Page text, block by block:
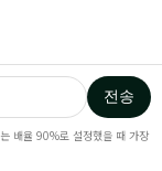
전송
배율 90%로 설정했을 때 가장